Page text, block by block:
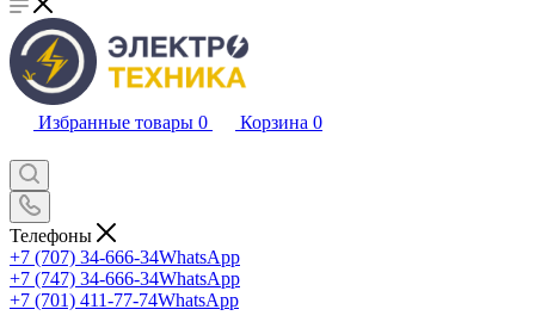
Избранные товары 0 Корзина 0
Телефоны
+7 (707) 34-666-34WhatsApp
+7 (747) 34-666-34WhatsApp
+7 (701) 411-77-74WhatsApp